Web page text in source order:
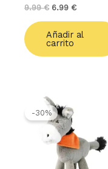
9.99€ 6.99 €
Añadir al
carrito
-30%
El
precio
original
era:
9.99 €.6.99 €.